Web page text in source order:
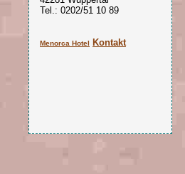
Tel.: 0202/51 10 89
Menorca Hotel Kontakt